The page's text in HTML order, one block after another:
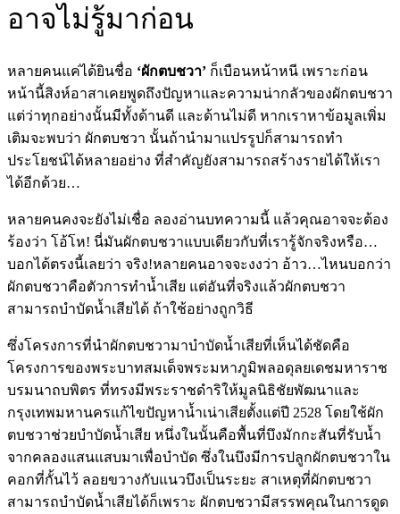
อาจไม่รู้มาก่อน
หลายคนแค่ได้ยินชื่อ ‘ผักตบชวา’ ก็เบือนหน้าหนี เพราะก่อน
หน้านี้สิงห์อาสาเคยพูดถึงปัญหาและความน่ากลัวของผักตบชวา
แต่ว่าทุกอย่างนั้นมีทั้งด้านดี และด้านไม่ดี หากเราหาข้อมูลเพิ่ม
เติมจะพบว่า ผักตบชวา นั้นถ้านำมาแปรรูปก็สามารถทำ
ประโยชน์ได้หลายอย่าง ที่สำคัญยังสามารถสร้างรายได้ให้เรา
ได้อีกด้วย…
หลายคนคงจะยังไม่เชื่อ ลองอ่านบทความนี้ แล้วคุณอาจจะต้อง
ร้องว่า โอ้โห! นี่มันผักตบชวาแบบเดียวกับที่เรารู้จักจริงหรือ…
บอกได้ตรงนี้เลยว่า จริง!หลายคนอาจจะงงว่า อ้าว…ไหนบอกว่า
ผักตบชวาคือตัวการทำน้ำเสีย แต่อันที่จริงแล้วผักตบชวา
สามารถบำบัดน้ำเสียได้ ถ้าใช้อย่างถูกวิธี
ซึ่งโครงการที่นำผักตบชวามาบำบัดน้ำเสียที่เห็นได้ชัดคือ
โครงการของพระบาทสมเด็จพระมหาภูมิพลอดุลยเดชมหาราช
บรมนาถบพิตร ที่ทรงมีพระราชดำริให้มูลนิธิชัยพัฒนาและ
กรุงเทพมหานครแก้ไขปัญหาน้ำเน่าเสียตั้งแต่ปี 2528 โดยใช้ผัก
ตบชวาช่วยบำบัดน้ำเสีย หนึ่งในนั้นคือพื้นที่บึงมักกะสันที่รับน้ำ
จากคลองแสนแสบมาเพื่อบำบัด ซึ่งในบึงมีการปลูกผักตบชวาใน
คอกที่กั้นไว้ ลอยขวางกับแนวบึงเป็นระยะ สาเหตุที่ผักตบชวา
สามารถบำบัดน้ำเสียได้ก็เพราะ ผักตบชวามีสรรพคุณในการดูด